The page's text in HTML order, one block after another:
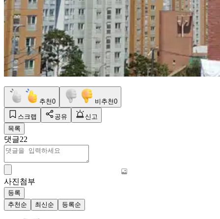
추천0 비추천0
스크랩 공유
신고
목록
댓글22
사진첨부
등록
추천순
최신순 등록순